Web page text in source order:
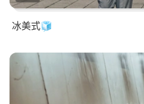
冰美式🧊